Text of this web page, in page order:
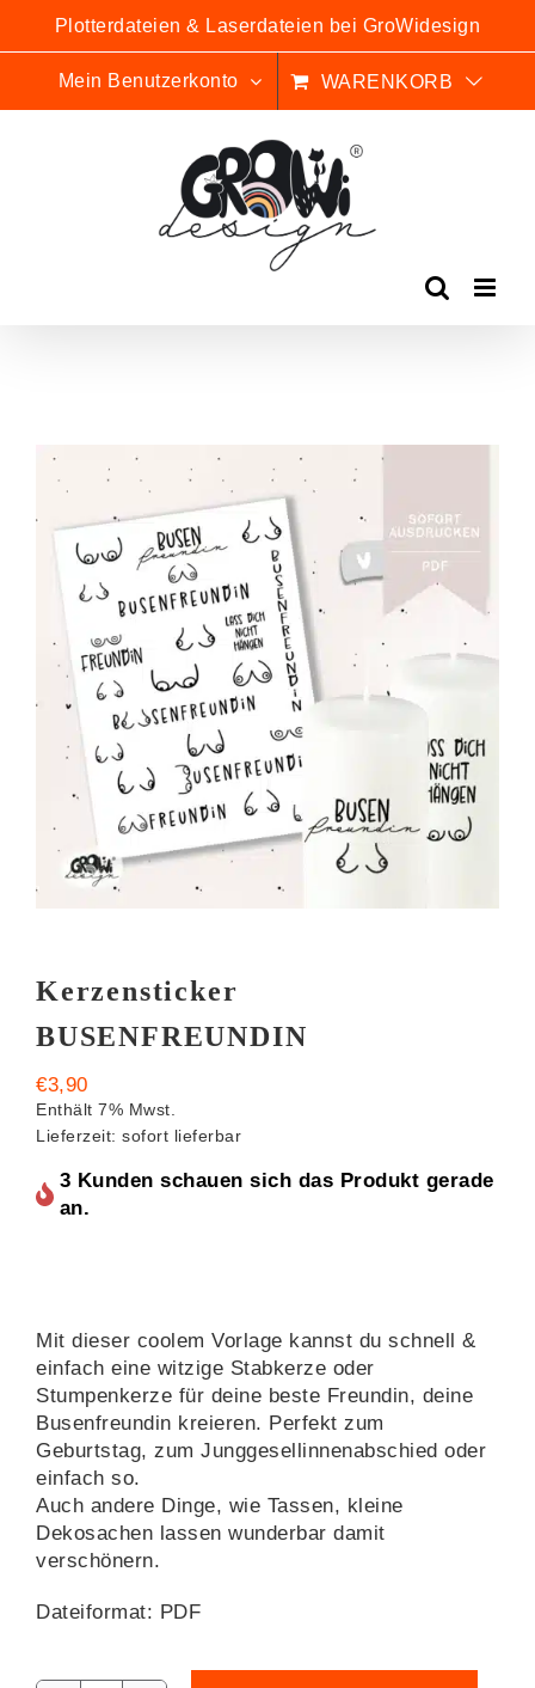
springen
Plotterdateien & Laserdateien bei GroWidesign
Mein Benutzerkonto WARENKORB
Kerzensticker
BUSENFREUNDIN
€3,90
Enthält 7% Mwst.
Lieferzeit: sofort lieferbar
3 Kunden schauen sich das Produkt gerade
an.
Mit dieser coolem Vorlage kannst du schnell &
einfach eine witzige Stabkerze oder
Stumpenkerze für deine beste Freundin, deine
Busenfreundin kreieren. Perfekt zum
Geburtstag, zum Junggesellinnenabschied oder
einfach so.
Auch andere Dinge, wie Tassen, kleine
Dekosachen lassen wunderbar damit
verschönern.
Dateiformat: PDF